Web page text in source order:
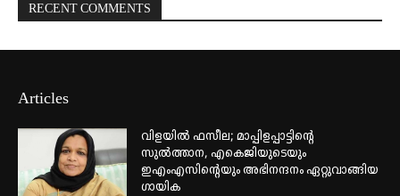
RECENT COMMENTS
Articles
വിളയിൽ ഫസീല; മാപ്പിളപ്പാട്ടിന്റെ
സുൽത്താന, എകെജിയുടെയും
ഇഎംഎസിന്റെയും അഭിനന്ദനം ഏറ്റുവാങ്ങിയ
ഗായിക